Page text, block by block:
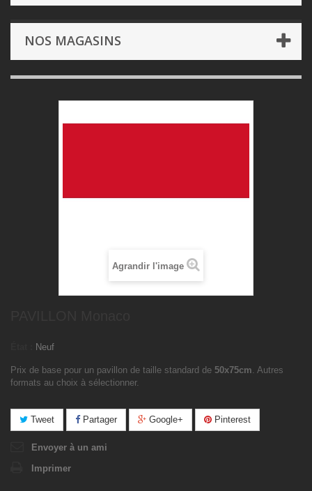
NOS MAGASINS
Agrandir l'image
Neuf
Prix de base pour un pavillon de taille standard de 50x75cm. Autres
formats au choix à sélectionner.
Tweet Partager Google+ Pinterest
Envoyer à un ami
Imprimer